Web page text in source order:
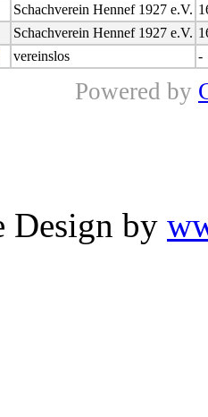
Schachverein Hennef 1927 e.V.
Schachverein Hennef 1927 e.V.
vereinslos -
Powered by
Design by